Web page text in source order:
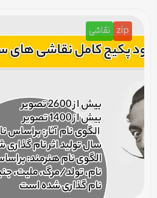
zip نقاشی